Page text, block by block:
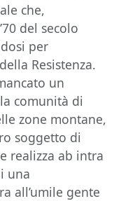
che,
del secolo
per
Resistenza.
un
comunità di
zone montane,
soggetto di
realizza ab intra
una
all’umile gente